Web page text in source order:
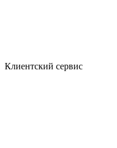
Клиентский сервис